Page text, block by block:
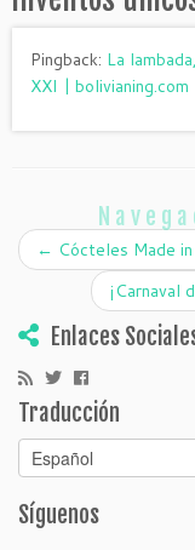
Pingback: La
XXI | bolivianing.com
← Cócteles Made
¡Carnaval
Enlaces
Traducción
Síguenos